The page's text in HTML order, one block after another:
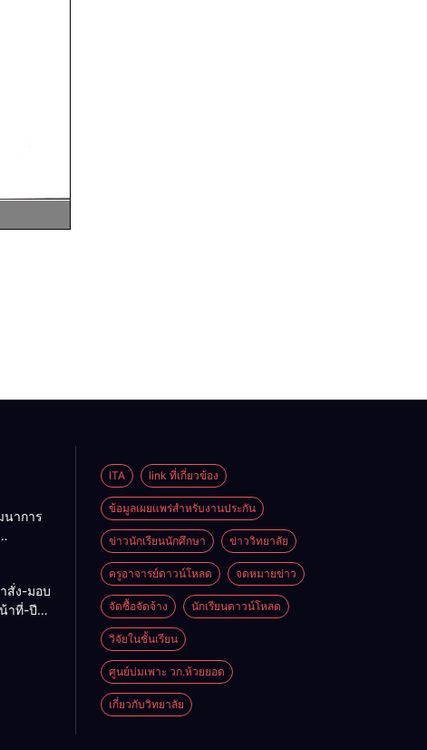
าการ
66-70
สั่ง-มอบ
าที่-ปี
ITA link ที่เกี่ยวข้อง
ข้อมูลเผยแพร่สำหรับงานประกัน
ข่าวนักเรียนนักศึกษา ข่าววิทยาลัย
ครูอาจารย์ดาวน์โหลด จดหมายข่าว
จัดซื้อจัดจ้าง นักเรียนดาวน์โหลด
วิจัยในชั้นเรียน
ศูนย์บ่มเพาะ วก.ห้วยยอด
เกี่ยวกับวิทยาลัย